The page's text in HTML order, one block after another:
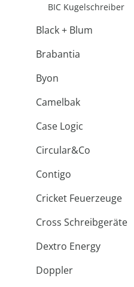
BIC Kugelschreiber
Black + Blum
Brabantia
Byon
Camelbak
Case Logic
Сircular&Сo
Contigo
Cricket Feuerzeuge
Cross Schreibgeräte
Dextro Energy
Doppler